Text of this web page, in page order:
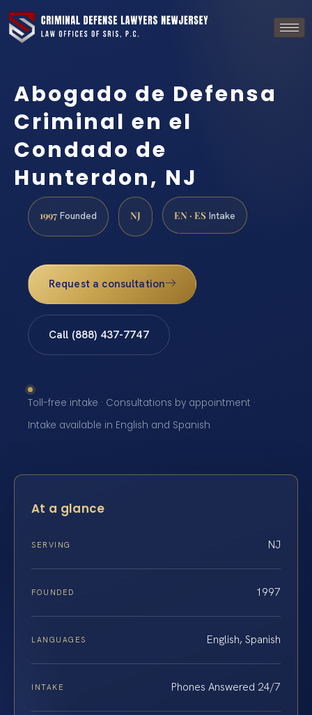
Abogado de Defensa
Criminal en el
Condado de
Hunterdon, NJ
1997 Founded NJ EN · ES Intake
Request a consultation
Call (888) 437-7747
Toll-free intake · Consultations by appointment ·
Intake available in English and Spanish
At a glance
SERVING NJ
FOUNDED 1997
LANGUAGES English, Spanish
INTAKE Phones Answered 24/7